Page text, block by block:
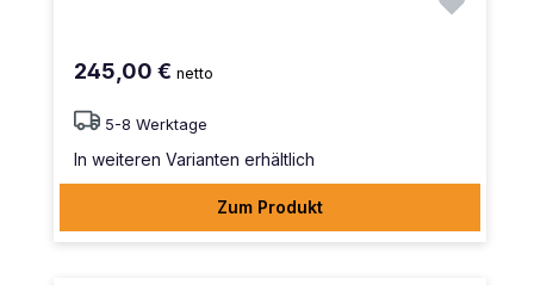
245,00 € netto
5-8 Werktage
In weiteren Varianten erhältlich
Zum Produkt